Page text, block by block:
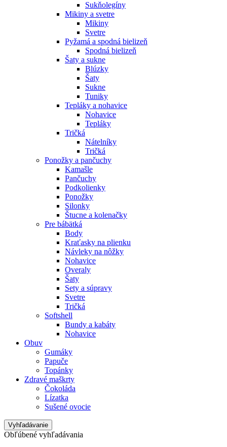
Sukňolegíny
Mikiny a svetre
Mikiny
Svetre
Pyžamá a spodná bielizeň
Spodná bielizeň
Šaty a sukne
Blúzky
Šaty
Sukne
Tuniky
Tepláky a nohavice
Nohavice
Tepláky
Tričká
Nátelníky
Tričká
Ponožky a pančuchy
Kamašle
Pančuchy
Podkolienky
Ponožky
Silonky
Štucne a kolenačky
Pre bábätká
Body
Kraťasky na plienku
Návleky na nôžky
Nohavice
Overaly
Šaty
Sety a súpravy
Svetre
Tričká
Softshell
Bundy a kabáty
Nohavice
Obuv
Gumáky
Papuče
Topánky
Zdravé maškrty
Čokoláda
Lízatka
Sušené ovocie
Vyhľadávanie
Obľúbené vyhľadávania